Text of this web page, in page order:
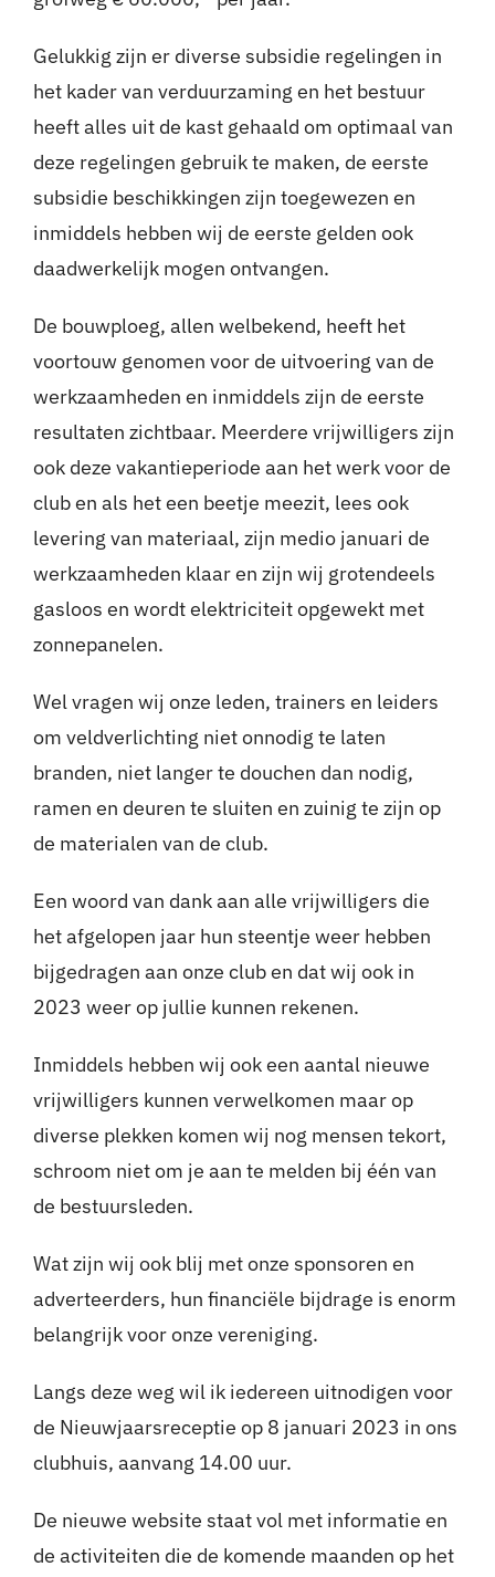
Gelukkig zijn er diverse subsidie regelingen in
het kader van verduurzaming en het bestuur
heeft alles uit de kast gehaald om optimaal van
deze regelingen gebruik te maken, de eerste
subsidie beschikkingen zijn toegewezen en
inmiddels hebben wij de eerste gelden ook
daadwerkelijk mogen ontvangen.
De bouwploeg, allen welbekend, heeft het
voortouw genomen voor de uitvoering van de
werkzaamheden en inmiddels zijn de eerste
resultaten zichtbaar. Meerdere vrijwilligers zijn
ook deze vakantieperiode aan het werk voor de
club en als het een beetje meezit, lees ook
levering van materiaal, zijn medio januari de
werkzaamheden klaar en zijn wij grotendeels
gasloos en wordt elektriciteit opgewekt met
zonnepanelen.
Wel vragen wij onze leden, trainers en leiders
om veldverlichting niet onnodig te laten
branden, niet langer te douchen dan nodig,
ramen en deuren te sluiten en zuinig te zijn op
de materialen van de club.
Een woord van dank aan alle vrijwilligers die
het afgelopen jaar hun steentje weer hebben
bijgedragen aan onze club en dat wij ook in
2023 weer op jullie kunnen rekenen.
Inmiddels hebben wij ook een aantal nieuwe
vrijwilligers kunnen verwelkomen maar op
diverse plekken komen wij nog mensen tekort,
schroom niet om je aan te melden bij één van
de bestuursleden.
Wat zijn wij ook blij met onze sponsoren en
adverteerders, hun financiële bijdrage is enorm
belangrijk voor onze vereniging.
Langs deze weg wil ik iedereen uitnodigen voor
de Nieuwjaarsreceptie op 8 januari 2023 in ons
clubhuis, aanvang 14.00 uur.
De nieuwe website staat vol met informatie en
de activiteiten die de komende maanden op het